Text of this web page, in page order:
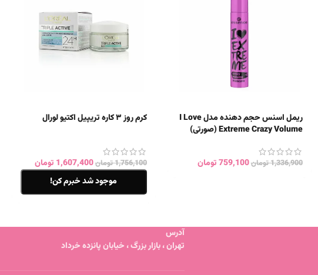
ریمل اسنس حجم دهنده مدل I Love
Extreme Crazy Volume (صورتی)
1,336,900تومان759,100تومان
کرم روز ۳ کاره تریپیل اکتیو لورال
1,756,100تومان1,607,400 تومان
موجود شد خبرم کن!
آدرس
تهران ، بازار بزرگ ، خیابان پانزده خرداد